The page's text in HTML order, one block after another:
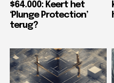
$64.000: Keert het
‘Plunge Protection’
terug?